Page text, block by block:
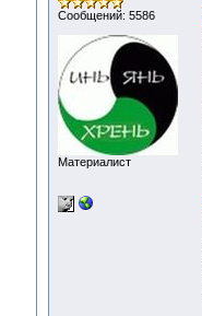
Сообщений: 5586
Материалист